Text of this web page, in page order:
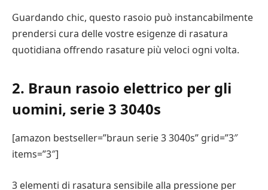
Guardando chic, questo rasoio può instancabilmente
prendersi cura delle vostre esigenze di rasatura
quotidiana offrendo rasature più veloci ogni volta.
2. Braun rasoio elettrico per gli
uomini, serie 3 3040s
[amazon bestseller=”braun serie 3 3040s” grid=”3″
items=”3″]
3 elementi di rasatura sensibile alla pressione per